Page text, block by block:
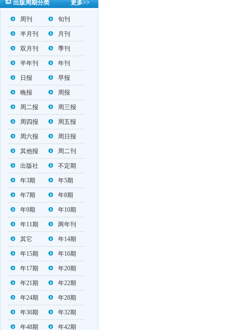
https://mp.weixin.qq.com/s/_w2OMIu6Gs1QL0b_JWhZAQ
更多>>
出版周期分类
周刊 旬刊
半月刊 月刊
双月刊 季刊
半年刊 年刊
日报 早报
晚报 周报
周二报 周三报
周四报 周五报
周六报 周日报
其他报 周二刊
出版社 不定期
年3期 年5期
年7期 年8期
年9期 年10期
年11期 两年刊
其它 年14期
年15期 年16期
年17期 年20期
年21期 年22期
年24期 年28期
年30期 年32期
年48期 年42期